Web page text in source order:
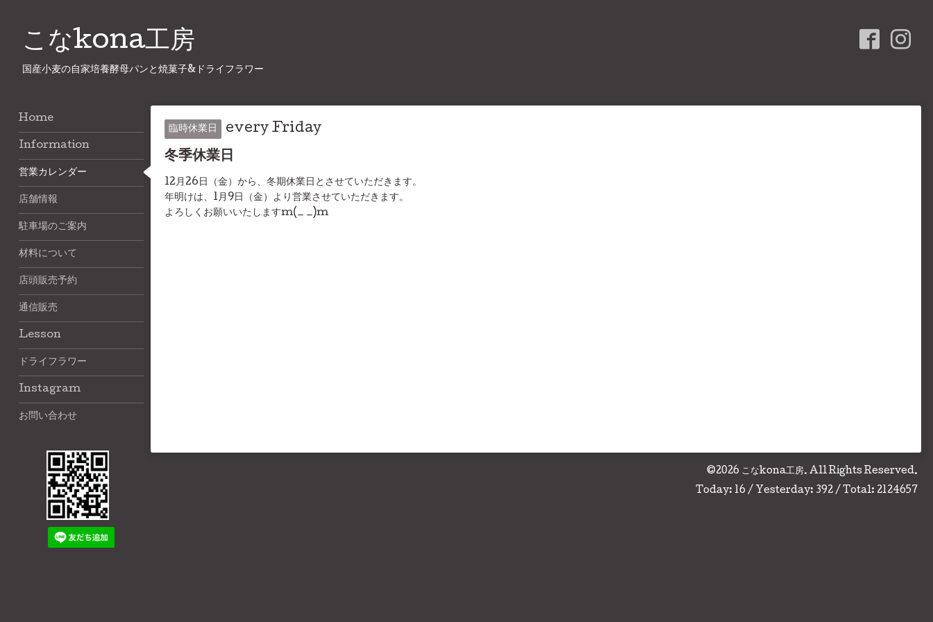
こなkona工房
国産小麦の自家培養酵母パンと焼菓子&ドライフラワー
臨時休業日 every Friday
冬季休業日
12月26日（金）から、冬期休業日とさせていただきます。
年明けは、1月9日（金）より営業させていただきます。
よろしくお願いいたしますm(_ _)m
©2026 こなkona工房. All Rights Reserved.
Today: 16 / Yesterday: 392 / Total: 2124657
Home
Information
営業カレンダー
店舗情報
駐車場のご案内
材料について
店頭販売予約
通信販売
Lesson
ドライフラワー
Instagram
お問い合わせ